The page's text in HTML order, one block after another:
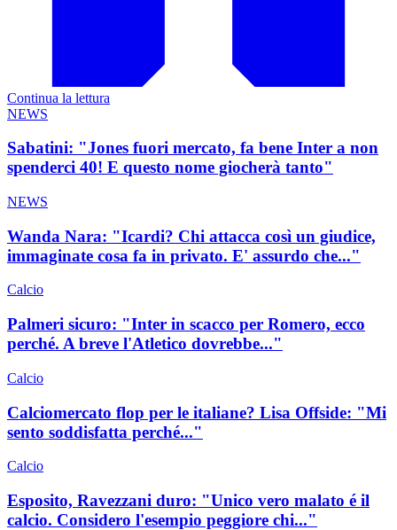
Continua la lettura
NEWS
Sabatini: "Jones fuori mercato, fa bene Inter a non
spenderci 40! E questo nome giocherà tanto"
NEWS
Wanda Nara: "Icardi? Chi attacca così un giudice,
immaginate cosa fa in privato. E' assurdo che..."
Calcio
Palmeri sicuro: "Inter in scacco per Romero, ecco
perché. A breve l'Atletico dovrebbe..."
Calcio
Calciomercato flop per le italiane? Lisa Offside: "Mi
sento soddisfatta perché..."
Calcio
Esposito, Ravezzani duro: "Unico vero malato é il
calcio. Considero l'esempio peggiore chi..."